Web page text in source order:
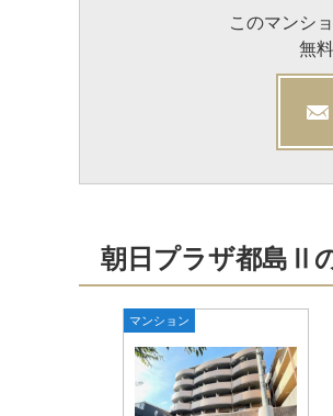
このマンシ
無
朝日プラザ都島Ⅱ
マンション